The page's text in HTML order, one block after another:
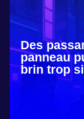
Des
panneau
brin trop